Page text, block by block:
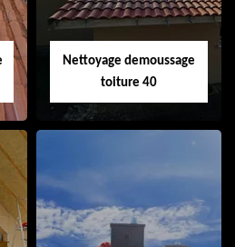
Nettoyage demoussage
toiture 40
Nettoyage
demoussage